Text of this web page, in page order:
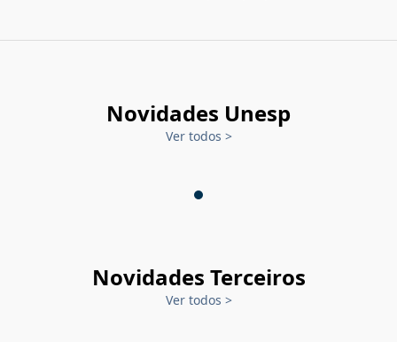
Novidades Unesp
Ver todos >
Novidades Terceiros
Ver todos >